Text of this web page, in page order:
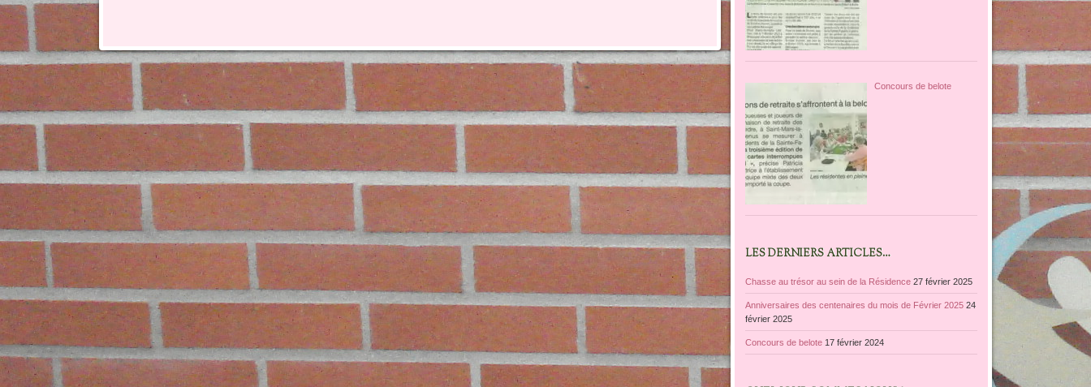
Concours de belote
LES DERNIERS ARTICLES…
Chasse au trésor au sein de la Résidence 27 février 2025
Anniversaires des centenaires du mois de Février 2025 24
février 2025
Concours de belote 17 février 2024